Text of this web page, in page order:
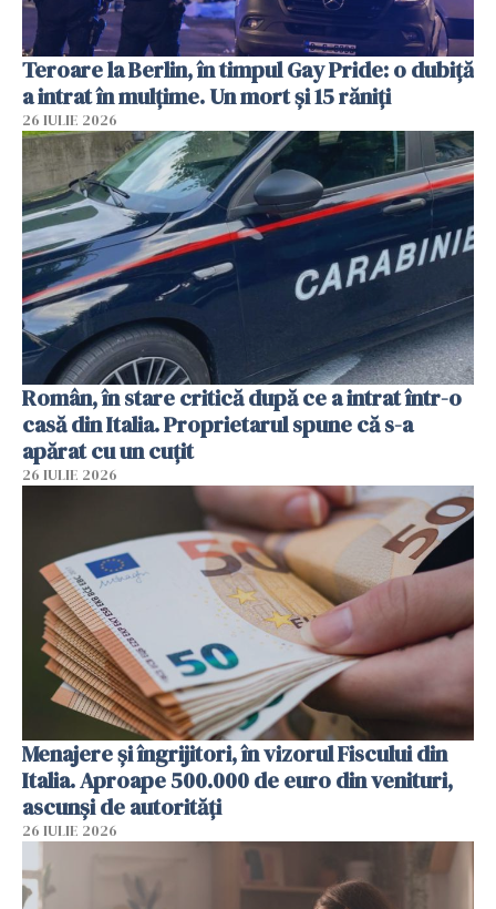
Teroare la Berlin, în timpul Gay Pride: o dubiță
a intrat în mulțime. Un mort și 15 răniți
26 IULIE 2026
Român, în stare critică după ce a intrat într-o
casă din Italia. Proprietarul spune că s-a
apărat cu un cuțit
26 IULIE 2026
Menajere și îngrijitori, în vizorul Fiscului din
Italia. Aproape 500.000 de euro din venituri,
ascunși de autorități
26 IULIE 2026